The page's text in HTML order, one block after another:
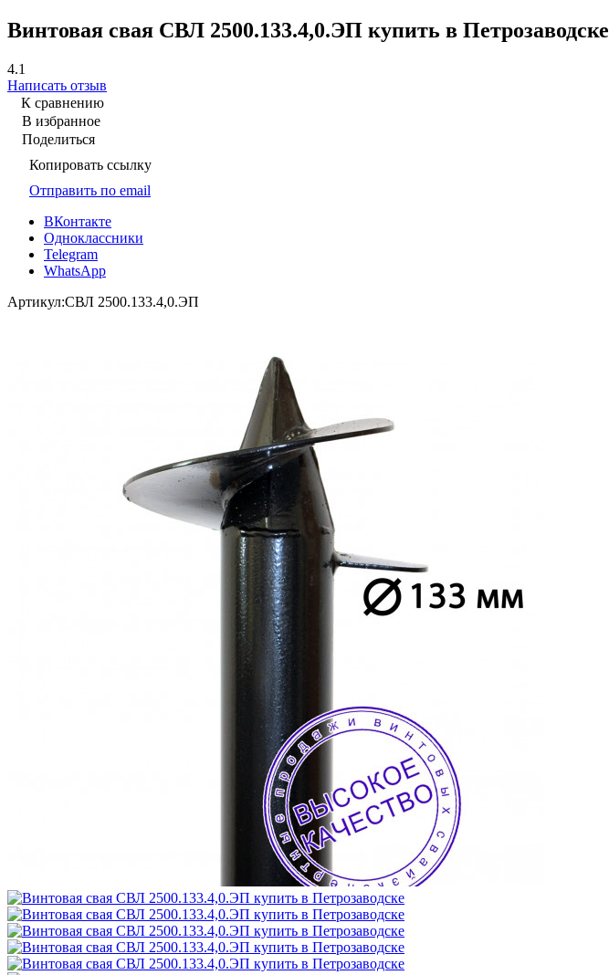
Винтовая свая СВЛ 2500.133.4,0.ЭП купить в Петрозаводске
4.1
Написать отзыв
К сравнению
В избранное
Поделиться
Копировать ссылку
Отправить по email
ВКонтакте
Одноклассники
Telegram
WhatsApp
Артикул:СВЛ 2500.133.4,0.ЭП